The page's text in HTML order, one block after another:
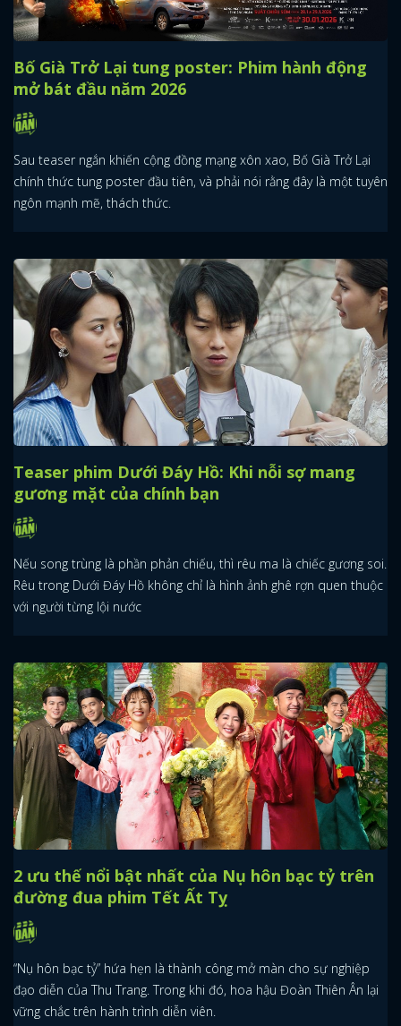
Bố Già Trở Lại tung poster: Phim hành động
mở bát đầu năm 2026
Sau teaser ngắn khiến cộng đồng mạng xôn xao, Bố Già Trở Lại
chính thức tung poster đầu tiên, và phải nói rằng đây là một tuyên
ngôn mạnh mẽ, thách thức.
Teaser phim Dưới Đáy Hồ: Khi nỗi sợ mang
gương mặt của chính bạn
Nếu song trùng là phần phản chiếu, thì rêu ma là chiếc gương soi.
Rêu trong Dưới Đáy Hồ không chỉ là hình ảnh ghê rợn quen thuộc
với người từng lội nước
2 ưu thế nổi bật nhất của Nụ hôn bạc tỷ trên
đường đua phim Tết Ất Tỵ
“Nụ hôn bạc tỷ” hứa hẹn là thành công mở màn cho sự nghiệp
đạo diễn của Thu Trang. Trong khi đó, hoa hậu Đoàn Thiên Ân lại
vững chắc trên hành trình diễn viên.